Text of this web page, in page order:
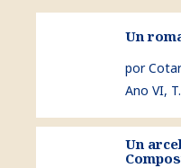
ver Un romance
Un
por
Ano VI,
ver Un arcebispo de
Un